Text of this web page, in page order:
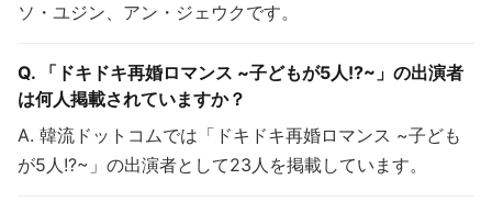
ソ・ユジン、アン・ジェウクです。
Q. 「ドキドキ再婚ロマンス ~子どもが5人!?~」の出演者
は何人掲載されていますか？
A. 韓流ドットコムでは「ドキドキ再婚ロマンス ~子ども
が5人!?~」の出演者として23人を掲載しています。